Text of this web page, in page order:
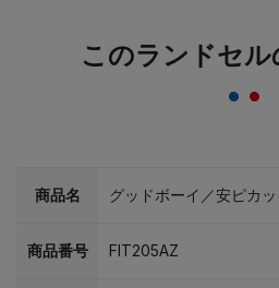
このランドセル
商品名 グッドボーイ／安ピカッ
商品番号 FIT205AZ